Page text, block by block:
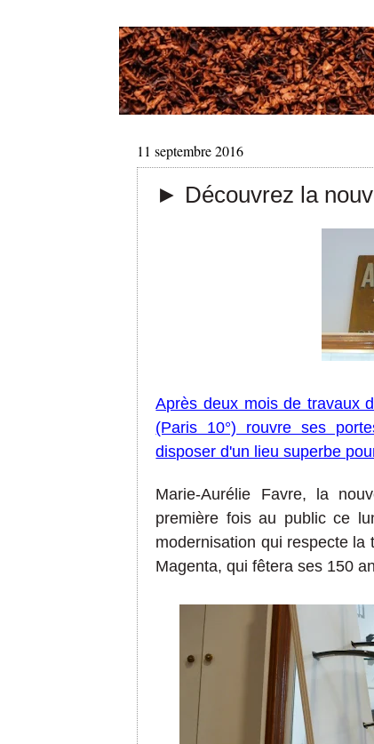
11 septembre 2016
► Découvrez la
Après deux mois de travaux
(Paris 10°) rouvre ses
disposer d'un lieu superbe
Marie-Aurélie Favre, l a
première fois au public ce
modernisation qui respecte la
Magenta, qui fêterases 150